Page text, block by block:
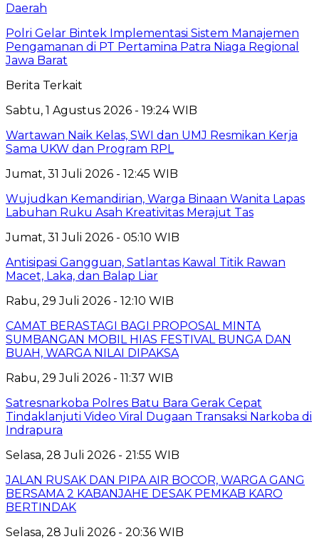
Daerah
Polri Gelar Bintek Implementasi Sistem Manajemen
Pengamanan di PT Pertamina Patra Niaga Regional
Jawa Barat
Berita Terkait
Sabtu, 1 Agustus 2026 - 19:24 WIB
Wartawan Naik Kelas, SWI dan UMJ Resmikan Kerja
Sama UKW dan Program RPL
Jumat, 31 Juli 2026 - 12:45 WIB
Wujudkan Kemandirian, Warga Binaan Wanita Lapas
Labuhan Ruku Asah Kreativitas Merajut Tas
Jumat, 31 Juli 2026 - 05:10 WIB
Antisipasi Gangguan, Satlantas Kawal Titik Rawan
Macet, Laka, dan Balap Liar
Rabu, 29 Juli 2026 - 12:10 WIB
CAMAT BERASTAGI BAGI PROPOSAL MINTA
SUMBANGAN MOBIL HIAS FESTIVAL BUNGA DAN
BUAH, WARGA NILAI DIPAKSA
Rabu, 29 Juli 2026 - 11:37 WIB
Satresnarkoba Polres Batu Bara Gerak Cepat
Tindaklanjuti Video Viral Dugaan Transaksi Narkoba di
Indrapura
Selasa, 28 Juli 2026 - 21:55 WIB
JALAN RUSAK DAN PIPA AIR BOCOR, WARGA GANG
BERSAMA 2 KABANJAHE DESAK PEMKAB KARO
BERTINDAK
Selasa, 28 Juli 2026 - 20:36 WIB